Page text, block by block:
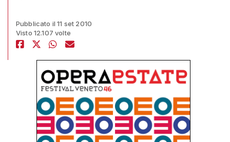
Pubblicato il 11 set 2010
Visto 12.107 volte